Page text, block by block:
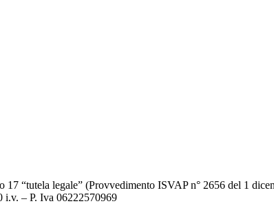
17 “tutela legale” (Provvedimento ISVAP n° 2656 del 1
i.v. – P. Iva 06222570969